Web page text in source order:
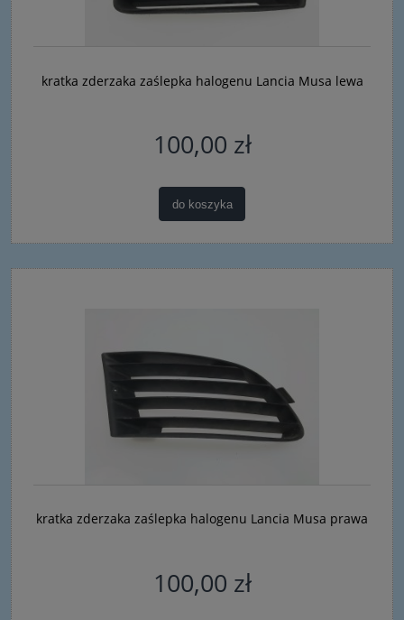
kratka zderzaka zaślepka halogenu Lancia Musa lewa
100,00 zł
do koszyka
kratka zderzaka zaślepka halogenu Lancia Musa prawa
100,00 zł